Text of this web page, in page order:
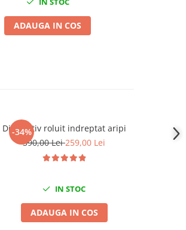
ADAUGA IN COS
-34%
Dispozitiv roluit indreptat aripi
390,00 Lei259,00 Lei
IN STOC
ADAUGA IN COS
Pat
plastic